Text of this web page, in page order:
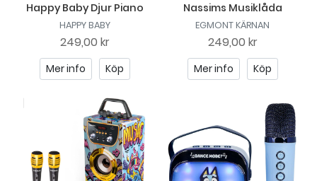
Happy Baby Djur Piano
HAPPY BABY
249,00 kr
Mer info Köp
Nassims Musiklåda
EGMONT KÄRNAN
249,00 kr
Mer info Köp